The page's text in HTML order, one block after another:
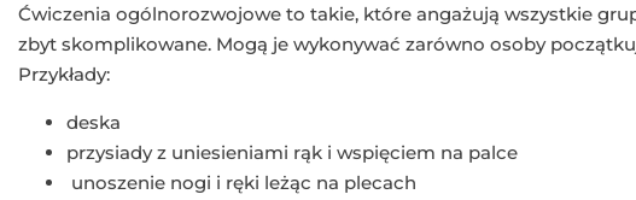
Ćwiczenia ogólnorozwojowe to takie, które angażują wszystkie
zbyt skomplikowane. Mogą je wykonywać zarówno osoby
Przykłady:
deska
przysiady z uniesieniami rąk i wspięciem na palce
unoszenie nogi i ręki leżąc na plecach